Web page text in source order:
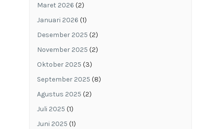
Maret 2026 (2)
Januari 2026 (1)
Desember 2025 (2)
November 2025 (2)
Oktober 2025 (3)
September 2025 (8)
Agustus 2025 (2)
Juli 2025 (1)
Juni 2025 (1)